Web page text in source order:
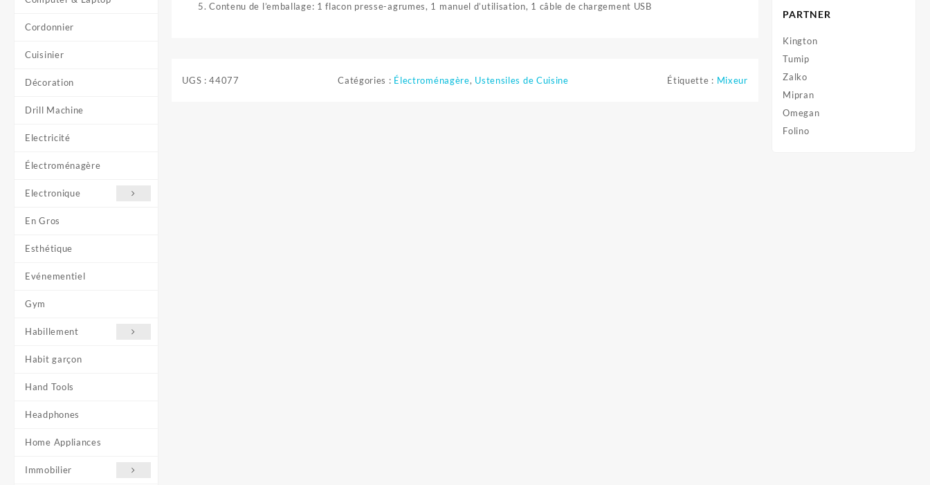
Cordonnier
Cuisinier
Décoration
Drill Machine
Electricité
Électroménagère
Electronique
En Gros
Esthétique
Evénementiel
Gym
Habillement
Habit garçon
Hand Tools
Headphones
Home Appliances
Immobilier
Contenu de l’emballage: 1 flacon presse-agrumes, 1 manuel d’utilisation, 1 câble de chargement USB
UGS :44077 Catégories : Électroménagère, Ustensiles de Cuisine Étiquette : Mixeur
PARTNER
Kington
Tumip
Zalko
Mipran
Omegan
Folino